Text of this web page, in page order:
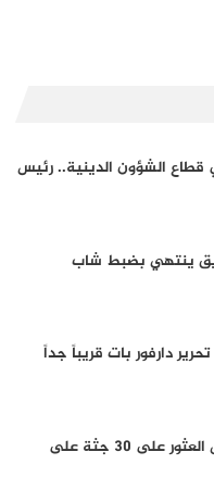
قطاع الشؤون الدينية.. رئيس
ينتهي بضبط شاب
دارفور بات قريباً جداً
شهود يكشفون تفاصيل العثور على 30 جثة على